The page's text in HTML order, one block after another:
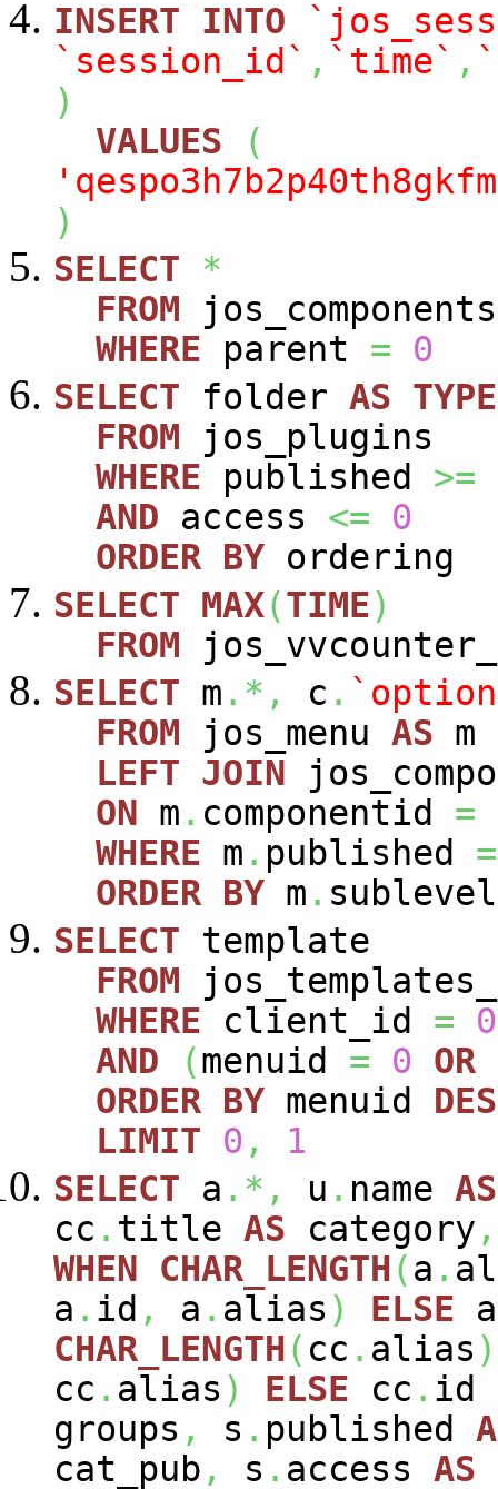
INSERT
INTO
`session_id` , `time` ,
)
VALUES
(
)
SELECT
*
FROM jos_components
WHERE parent =
0
SELECT folder AS TYPE
FROM jos_plugins
WHERE published >=
AND access <=
0
ORDER BY ordering
SELECT MAX(TIME)
FROM
SELECT m .*, c .
FROM jos_menu AS m
LEFT JOIN
ON m . componentid =
WHERE m . published =
ORDER BY m . sublevel
SELECT template
FROM
WHERE client_id =
0
AND
(menuid = 0 OR
ORDER BY menuid
LIMIT
0 ,
1
SELECT a .*, u . name AS
cc . title AS category ,
WHEN
CHAR_LENGTH(a .
a . id , a . alias ) ELSE a
CHAR_LENGTH( cc . alias )
cc . alias ) ELSE cc . id
groups , s . published
cat_pub , s . access AS